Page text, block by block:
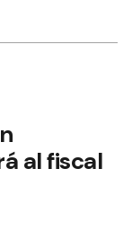
al fiscal